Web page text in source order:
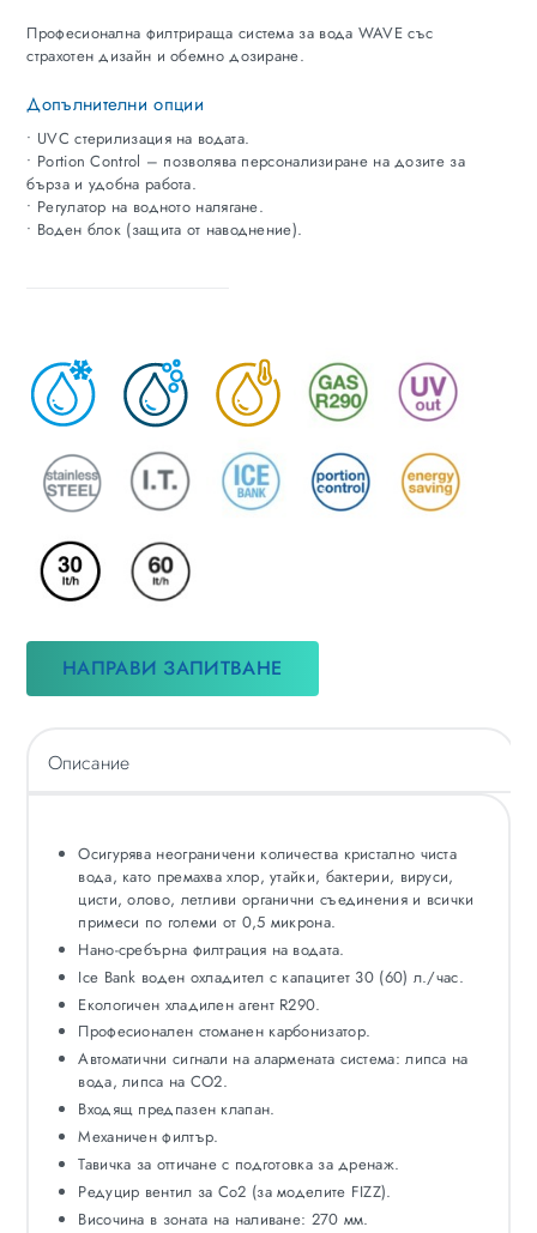
Професионална филтрираща система за вода WAVE със
страхотен дизайн и обемно дозиране.
Допълнителни опции
• UVC стерилизация на водата.
• Portion Control – позволява персонализиране на дозите за
бърза и удобна работа.
• Регулатор на водното налягане.
• Воден блок (защита от наводнение).
НАПРАВИ ЗАПИТВАНЕ
Описание
Осигурява неограничени количества кристално чиста
вода, като премахва хлор, утайки, бактерии, вируси,
цисти, олово, летливи органични съединения и всички
примеси по големи от 0,5 микрона.
Нано-сребърна филтрация на водата.
Ice Bank воден охладител с капацитет 30 (60) л./час.
Екологичен хладилен агент R290.
Професионален стоманен карбонизатор.
Автоматични сигнали на алармената система: липса на
вода, липса на CO2.
Входящ предпазен клапан.
Механичен филтър.
Тавичка за оттичане с подготовка за дренаж.
Редуцир вентил за Co2 (за моделите FIZZ).
Височина в зоната на наливане: 270 мм.